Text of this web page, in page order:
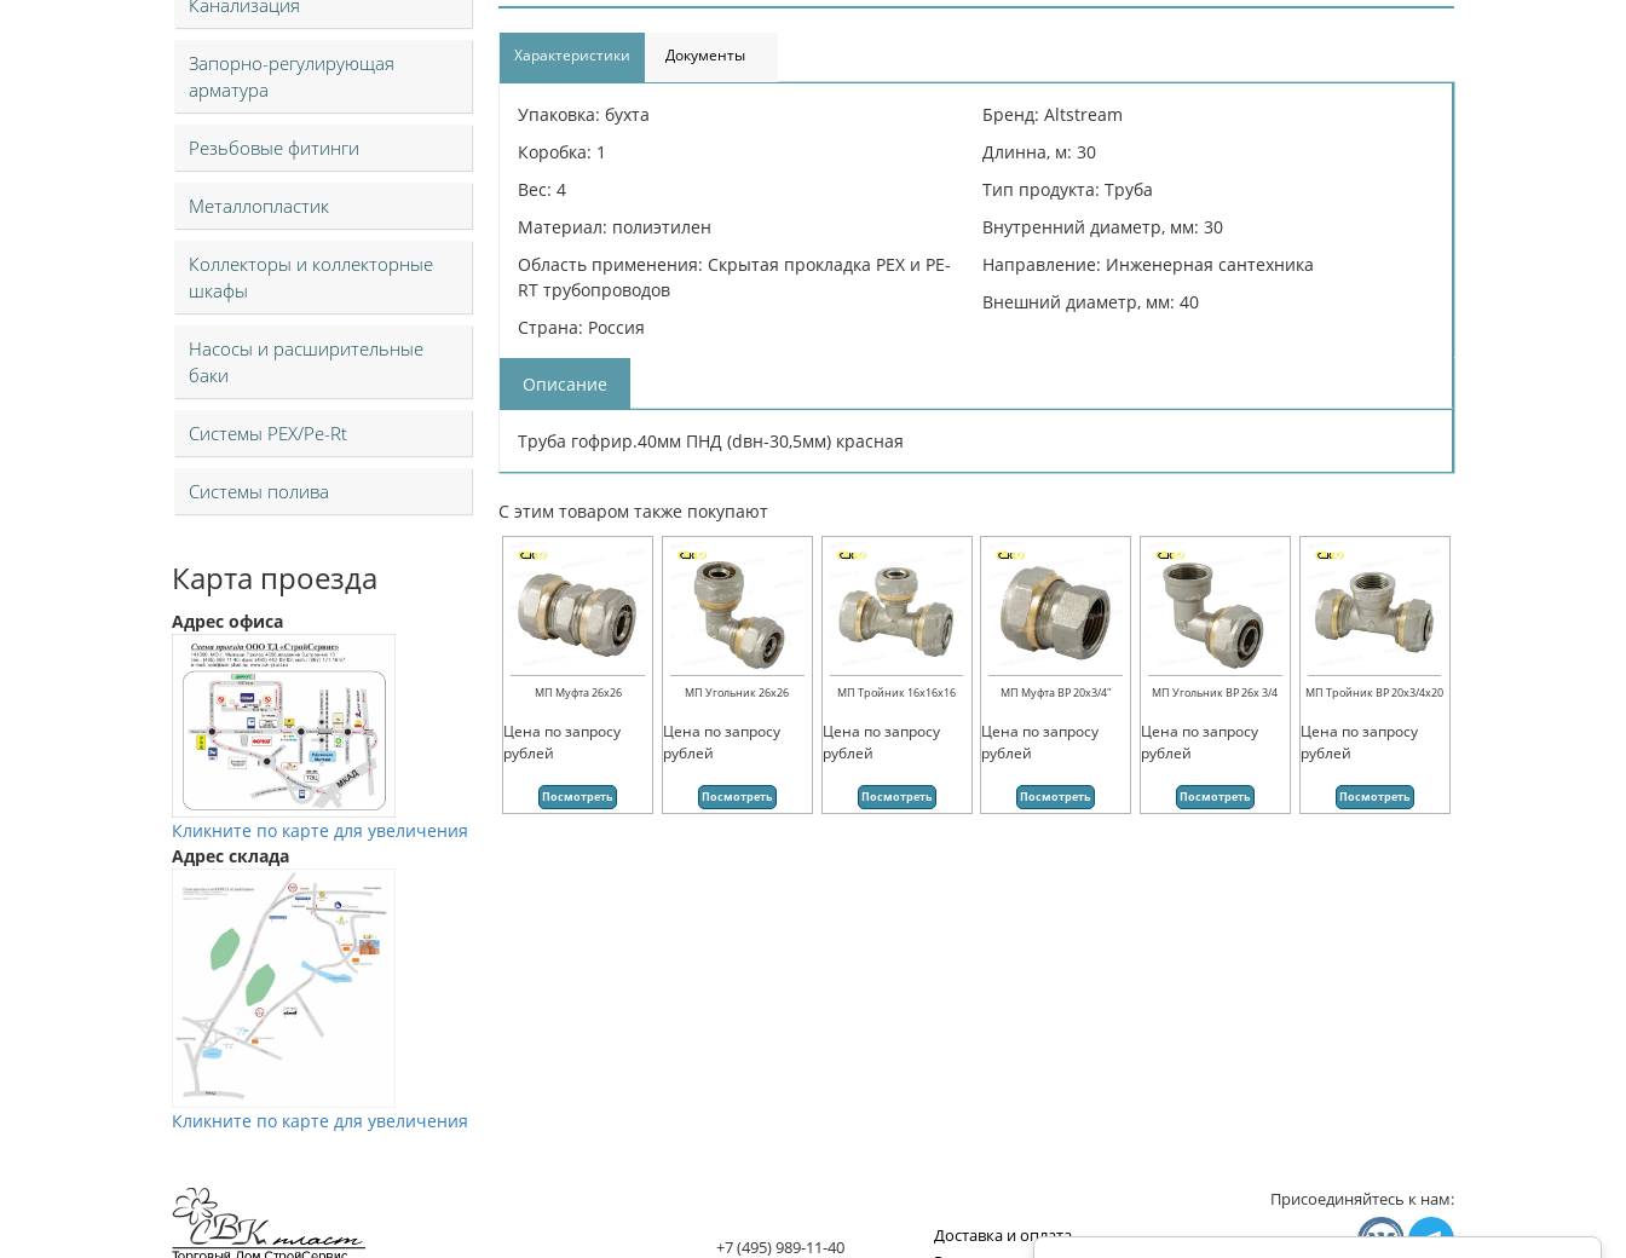
Канализация
Запорно-регулирующая
арматура
Резьбовые фитинги
Металлопластик
Коллекторы и коллекторные
шкафы
Насосы и расширительные
баки
Системы PEX/Pe-Rt
Системы полива
Карта проезда
Адрес офиса
Кликните по карте для увеличения
Адрес склада
Кликните по карте для увеличения
Характеристики Документы
Упаковка: бухта
Коробка: 1
Вес: 4
Материал: полиэтилен
Область применения: Скрытая прокладка PEX и PE-
RT трубопроводов
Страна: Россия
Бренд: Altstream
Длинна, м: 30
Тип продукта: Труба
Внутренний диаметр, мм: 30
Направление: Инженерная сантехника
Внешний диаметр, мм: 40
Описание
Труба гофрир.40мм ПНД (dвн-30,5мм) красная
С этим товаром также покупают
МП Муфта 26х26
Цена по запросу
рублей
Посмотреть
МП Угольник 26х26
Цена по запросу
рублей
Посмотреть
МП Тройник 16х16х16
Цена по запросу
рублей
Посмотреть
МП Муфта ВР 20х3/4"
Цена по запросу
рублей
Посмотреть
МП Угольник ВР 26х 3/4
Цена по запросу
рублей
Посмотреть
МП Тройник ВР 20х3/4х20
Цена по запросу
рублей
Посмотреть
+7 (495) 989-11-40
Доставка и оплата
Присоединяйтесь к нам:
Мы в Vkontakte
Мы в Телеграм